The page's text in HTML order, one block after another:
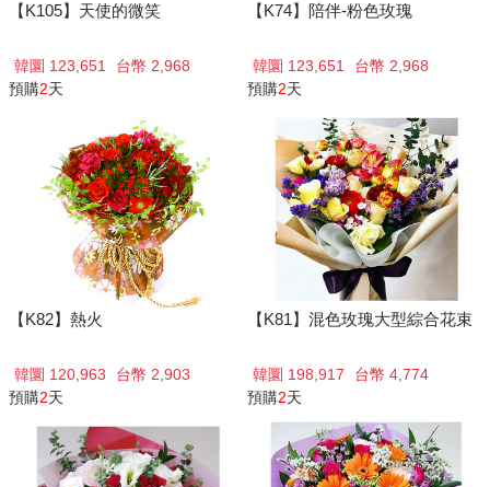
【K105】天使的微笑
韓圜 123,651
台幣 2,968
預購2天
【K74】陪伴-粉色玫瑰
韓圜 123,651
台幣 2,968
預購2天
【K82】熱火
韓圜 120,963
台幣 2,903
預購2天
【K81】混色玫瑰大型綜合花束
韓圜 198,917
台幣 4,774
預購2天